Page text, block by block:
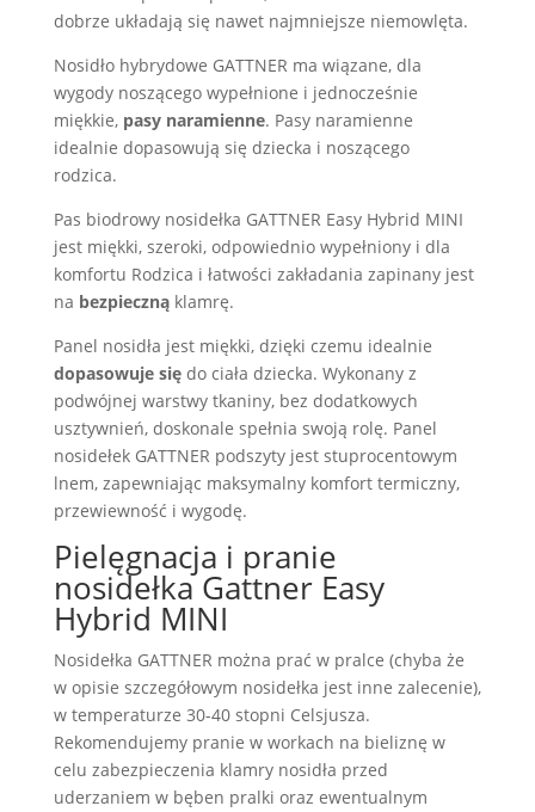
dobrze układają się nawet najmniejsze niemowlęta.
Nosidło hybrydowe GATTNER ma wiązane, dla
wygody noszącego wypełnione i jednocześnie
miękkie, pasy naramienne. Pasy naramienne
idealnie dopasowują się dziecka i noszącego
rodzica.
Pas biodrowy nosidełka GATTNER Easy Hybrid MINI
jest miękki, szeroki, odpowiednio wypełniony i dla
komfortu Rodzica i łatwości zakładania zapinany jest
na bezpiecznąklamrę.
Panel nosidła jest miękki, dzięki czemu idealnie
dopasowuje siędo ciała dziecka. Wykonany z
podwójnej warstwy tkaniny, bez dodatkowych
usztywnień, doskonale spełnia swoją rolę. Panel
nosidełek GATTNER podszyty jest stuprocentowym
lnem, zapewniając maksymalny komfort termiczny,
przewiewność i wygodę.
Pielęgnacja i pranie
nosidełka Gattner Easy
Hybrid MINI
Nosidełka GATTNER można prać w pralce (chyba że
w opisie szczegółowym nosidełka jest inne zalecenie),
w temperaturze 30-40 stopni Celsjusza.
Rekomendujemy pranie w workach na bieliznę w
celu zabezpieczenia klamry nosidła przed
uderzaniem w bęben pralki oraz ewentualnym